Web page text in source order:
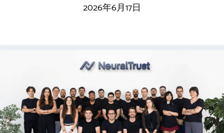
2026年6月17日